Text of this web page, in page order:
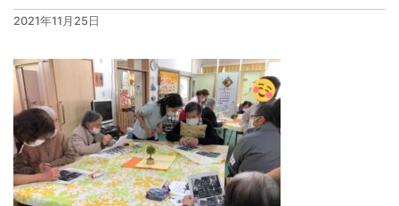
2021年11月25日